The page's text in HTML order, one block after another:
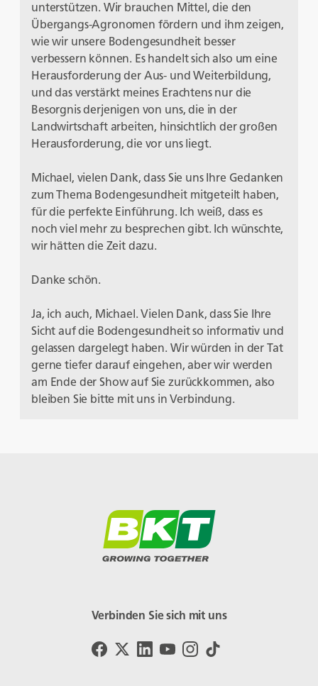
unterstützen. Wir brauchen Mittel, die den
Übergangs-Agronomen fördern und ihm zeigen,
wie wir unsere Bodengesundheit besser
verbessern können. Es handelt sich also um eine
Herausforderung der Aus- und Weiterbildung,
und das verstärkt meines Erachtens nur die
Besorgnis derjenigen von uns, die in der
Landwirtschaft arbeiten, hinsichtlich der großen
Herausforderung, die vor uns liegt.
Michael, vielen Dank, dass Sie uns Ihre Gedanken
zum Thema Bodengesundheit mitgeteilt haben,
für die perfekte Einführung. Ich weiß, dass es
noch viel mehr zu besprechen gibt. Ich wünschte,
wir hätten die Zeit dazu.
Danke schön.
Ja, ich auch, Michael. Vielen Dank, dass Sie Ihre
Sicht auf die Bodengesundheit so informativ und
gelassen dargelegt haben. Wir würden in der Tat
gerne tiefer darauf eingehen, aber wir werden
am Ende der Show auf Sie zurückkommen, also
bleiben Sie bitte mit uns in Verbindung.
Verbinden Sie sich mit uns